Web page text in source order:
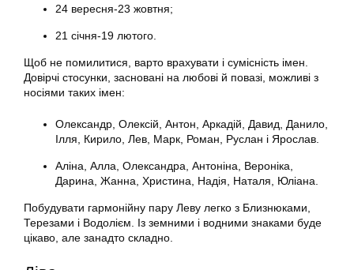
24 вересня-23 жовтня;
21 січня-19 лютого.
Щоб не помилитися, варто врахувати і сумісність імен.
Довірчі стосунки, засновані на любові й повазі, можливі з
носіями таких імен:
Олександр, Олексій, Антон, Аркадій, Давид, Данило,
Ілля, Кирило, Лев, Марк, Роман, Руслан і Ярослав.
Аліна, Алла, Олександра, Антоніна, Вероніка,
Дарина, Жанна, Христина, Надія, Наталя, Юліана.
Побудувати гармонійну пару Леву легко з Близнюками,
Терезами і Водолієм. Із земними і водними знаками буде
цікаво, але занадто складно.